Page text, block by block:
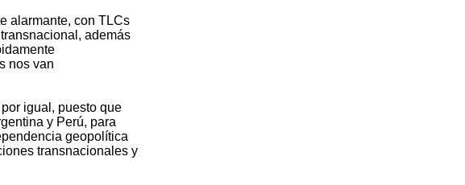
alarmante, con TLCs
además
nos van
igual, puesto que
y Perú, para
geopolítica
transnacionales y